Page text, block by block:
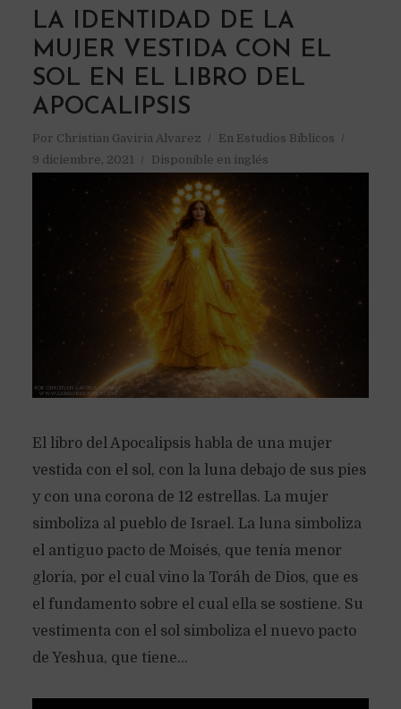
LA IDENTIDAD DE LA
MUJER VESTIDA CON EL
SOL EN EL LIBRO DEL
APOCALIPSIS
Por Christian Gaviria Alvarez En Estudios Bíblicos
9 diciembre, 2021
Disponible en inglés
El libro del Apocalipsis habla de una mujer
vestida con el sol, con la luna debajo de sus pies
y con una corona de 12 estrellas. La mujer
simboliza al pueblo de Israel. La luna simboliza
el antiguo pacto de Moisés, que tenía menor
gloria, por el cual vino la Toráh de Dios, que es
el fundamento sobre el cual ella se sostiene. Su
vestimenta con el sol simboliza el nuevo pacto
de Yeshua, que tiene...